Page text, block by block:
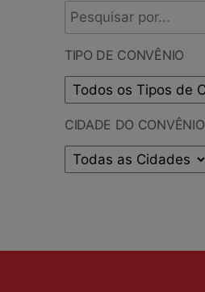
TIPO DE CONVÊNIO
CIDADE DO CONVÊNIO